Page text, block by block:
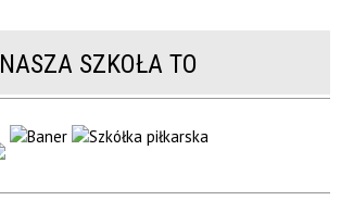
NASZA SZKOŁA TO